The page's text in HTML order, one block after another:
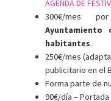
AGENDA DE
300€/mes
Ayuntamiento
habitantes.
250€/mes
publicitario en el
Forma parte de
90€/día –